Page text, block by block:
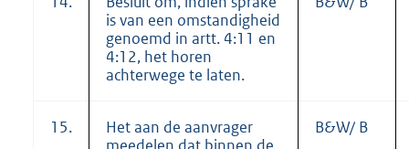
is van een omstandigheid
genoemd in artt. 4:11 en
4:12, het horen
achterwege te laten.
15.
Het aan de aanvrager
B&W/ B